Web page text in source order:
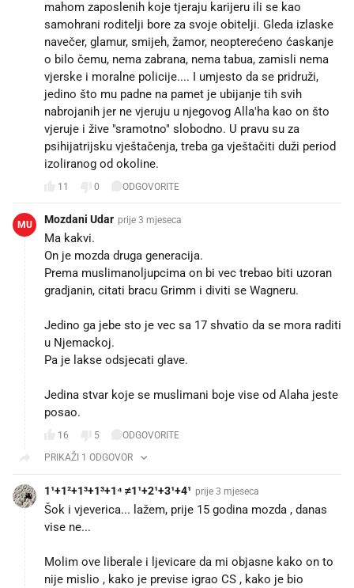
mahom zaposlenih koje tjeraju karijeru ili se kao
samohrani roditelji bore za svoje obitelji. Gleda izlaske
navečer, glamur, smijeh, žamor, neopterećeno ćaskanje
o bilo čemu, nema zabrana, nema tabua, zamisli nema
vjerske i moralne policije.... I umjesto da se pridruži,
jedino što mu padne na pamet je ubijanje tih svih
nabrojanih jer ne vjeruju u njegovog Alla'ha kao on što
vjeruje i žive "sramotno" slobodno. U pravu su za
psihijatrijsku vještačenja, treba ga vještačiti duži period
izoliranog od okoline.
11 0 ODGOVORITE
MU Mozdani Udar prije 3 mjeseca
Ma kakvi.
On je mozda druga generacija.
Prema muslimanoljupcima on bi vec trebao biti uzoran
gradjanin, citati bracu Grimm i diviti se Wagneru.
Jedino ga jebe sto je vec sa 17 shvatio da se mora raditi
u Njemackoj.
Pa je lakse odsjecati glave.
Jedina stvar koje se muslimani boje vise od Alaha jeste
posao.
16 5
ODGOVORITE
PRIKAŽI 1 ODGOVOR
1¹+1²+1³+1³+1⁴ ≠1¹+2¹+3¹+4¹ prije 3 mjeseca
Šok i vjeverica... lažem, prije 15 godina mozda , danas
vise ne...
Molim ove liberale i ljevicare da mi objasne kako on to
nije mislio , kako je previse igrao CS , kako je bio